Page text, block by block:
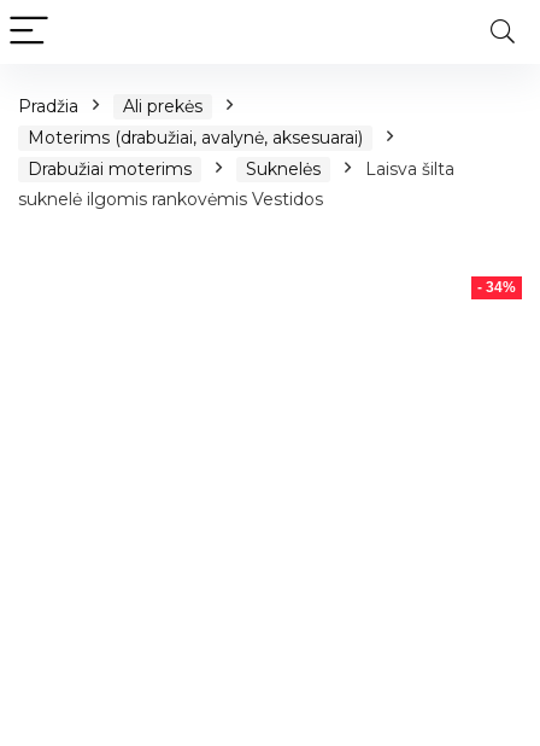
Pradžia
Ali prekės
Moterims (drabužiai, avalynė, aksesuarai)
Drabužiai moterims
Suknelės
Laisva šilta
suknelė ilgomis rankovėmis Vestidos
- 34%